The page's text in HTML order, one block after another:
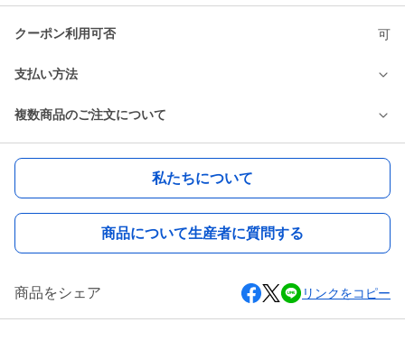
クーポン利用可否 可
支払い方法
複数商品のご注文について
私たちについて
商品について生産者に質問する
商品をシェア リンクをコピー